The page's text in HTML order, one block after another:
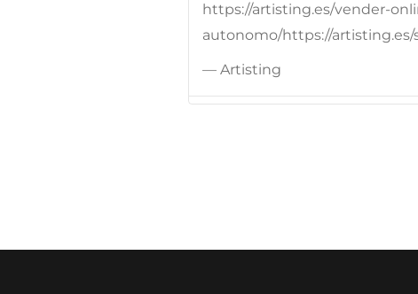
https://artisting.es/vender-
autonomo/https://
— Artisting